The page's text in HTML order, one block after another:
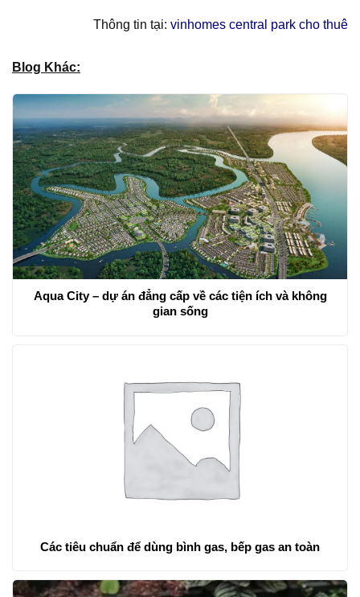
Thông tin tại: vinhomes central park cho thuê
Blog Khác:
Aqua City – dự án đẳng cấp về các tiện ích và không
gian sống
Các tiêu chuẩn để dùng bình gas, bếp gas an toàn